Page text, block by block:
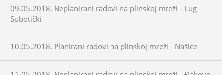
09.05.2018. Neplanirani radovi na plinskoj mreži - Lug
Subotički
10.05.2018. Planirani radovi na plinskoj mreži - Našice